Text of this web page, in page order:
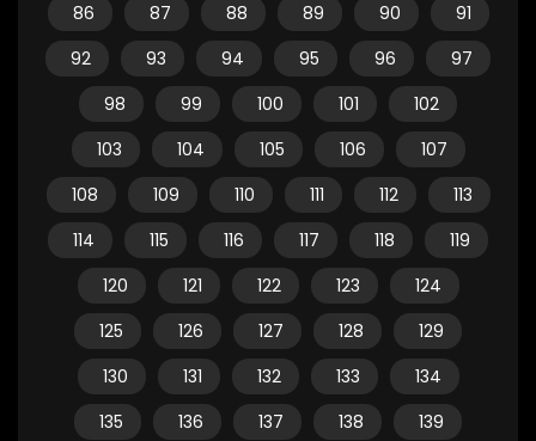
86
87 88 89 90
91
92
93 94 95 96
97
98
99 100 101
102
103
104 105 106
107
108
109 110 111 112
113
114
115 116 117 118
119
120
121 122 123
124
125
126 127 128
129
130
131 132 133
134
135
136 137 138
139